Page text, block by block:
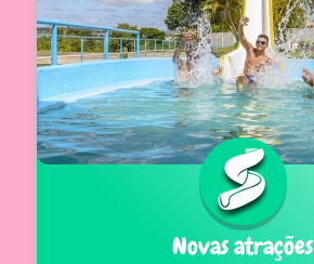
Novas atrações